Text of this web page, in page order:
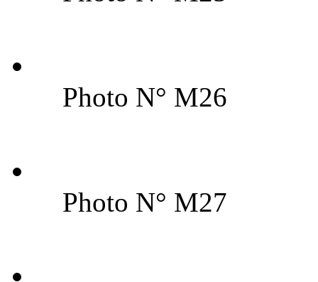
Photo N° M26
Photo N° M27